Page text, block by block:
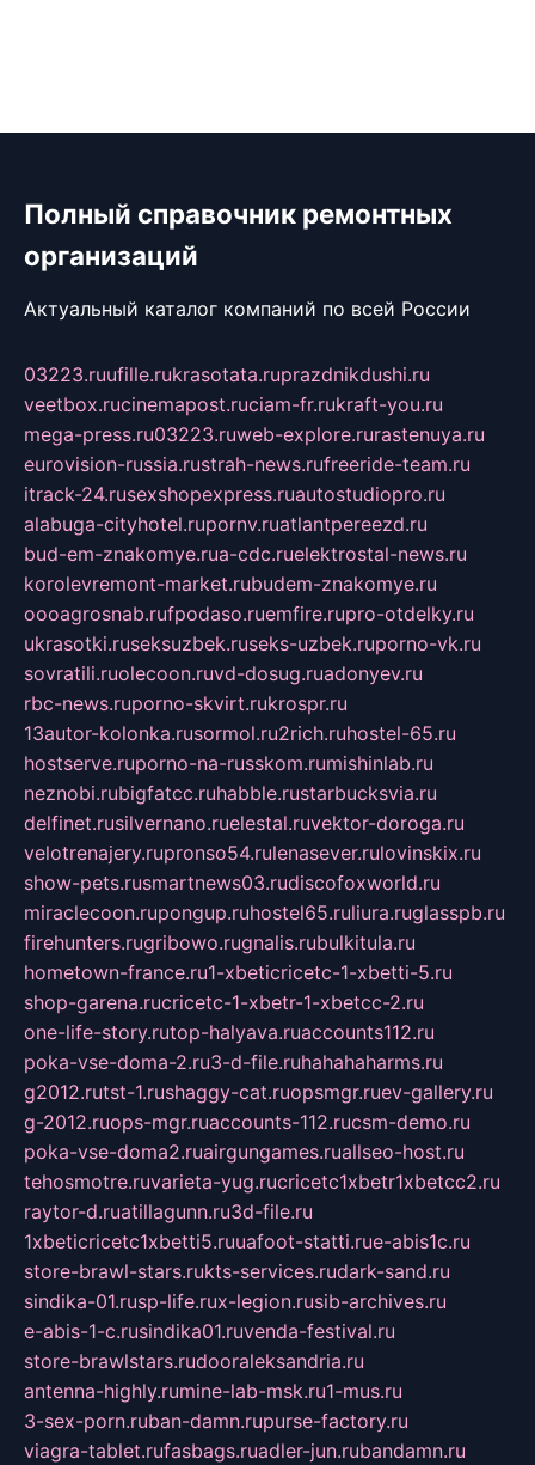
Полный справочник ремонтных
организаций
Актуальный каталог компаний по всей России
03223.ruufille.rukrasotata.ruprazdnikdushi.ru
veetbox.rucinemapost.ruciam-fr.rukraft-you.ru
mega-press.ru03223.ruweb-explore.rurastenuya.ru
eurovision-russia.rustrah-news.rufreeride-team.ru
itrack-24.rusexshopexpress.ruautostudiopro.ru
alabuga-cityhotel.rupornv.ruatlantpereezd.ru
bud-em-znakomye.rua-cdc.ruelektrostal-news.ru
korolevremont-market.rubudem-znakomye.ru
oooagrosnab.rufpodaso.ruemfire.rupro-otdelky.ru
ukrasotki.ruseksuzbek.ruseks-uzbek.ruporno-vk.ru
sovratili.ruolecoon.ruvd-dosug.ruadonyev.ru
rbc-news.ruporno-skvirt.rukrospr.ru
13autor-kolonka.rusormol.ru2rich.ruhostel-65.ru
hostserve.ruporno-na-russkom.rumishinlab.ru
neznobi.rubigfatcc.ruhabble.rustarbucksvia.ru
delfinet.rusilvernano.ruelestal.ruvektor-doroga.ru
velotrenajery.rupronso54.rulenasever.rulovinskix.ru
show-pets.rusmartnews03.rudiscofoxworld.ru
miraclecoon.rupongup.ruhostel65.ruliura.ruglasspb.ru
firehunters.rugribowo.rugnalis.rubulkitula.ru
hometown-france.ru1-xbeticricetc-1-xbetti-5.ru
shop-garena.rucricetc-1-xbetr-1-xbetcc-2.ru
one-life-story.rutop-halyava.ruaccounts112.ru
poka-vse-doma-2.ru3-d-file.ruhahahaharms.ru
g2012.rutst-1.rushaggy-cat.ruopsmgr.ruev-gallery.ru
g-2012.ruops-mgr.ruaccounts-112.rucsm-demo.ru
poka-vse-doma2.ruairgungames.ruallseo-host.ru
tehosmotre.ruvarieta-yug.rucricetc1xbetr1xbetcc2.ru
raytor-d.ruatillagunn.ru3d-file.ru
1xbeticricetc1xbetti5.ruuafoot-statti.rue-abis1c.ru
store-brawl-stars.rukts-services.rudark-sand.ru
sindika-01.rusp-life.rux-legion.rusib-archives.ru
e-abis-1-c.rusindika01.ruvenda-festival.ru
store-brawlstars.rudooraleksandria.ru
antenna-highly.rumine-lab-msk.ru1-mus.ru
3-sex-porn.ruban-damn.rupurse-factory.ru
viagra-tablet.rufasbags.ruadler-jun.rubandamn.ru